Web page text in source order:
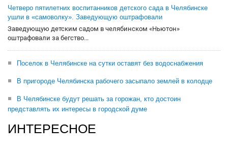
Четверо пятилетних воспитанников детского сада в Челябинске
ушли в «самоволку». Заведующую оштрафовали
Заведующую детским садом в челябинском «Ньютон»
оштрафовали за бегство...
Поселок в Челябинске на сутки оставят без водоснабжения
В пригороде Челябинска рабочего засыпало землей в колодце
В Челябинске будут решать за горожан, кто достоин
представлять их интересы в городской думе
ИНТЕРЕСНОЕ